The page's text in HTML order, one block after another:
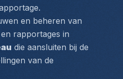
die aansluiten bij de
van de